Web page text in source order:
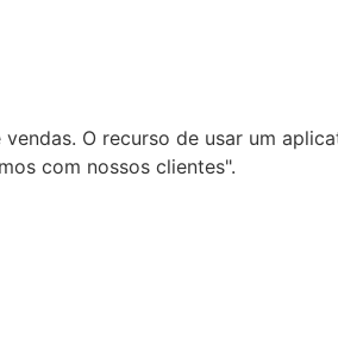
O recurso de usar um
com nossos clientes".